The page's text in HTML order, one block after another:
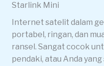
Starlink Mini
Internet satelit dalam
portabel, ringan, dan
ransel. Sangat cocok
pendaki, atau Anda